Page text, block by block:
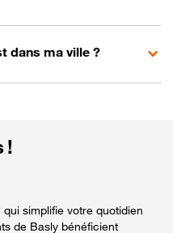
dans ma ville ?
!
simplifie votre quotidien
de Basly bénéficient